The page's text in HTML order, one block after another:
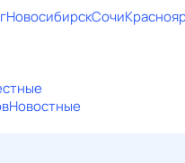
НовосибирскСочи
Новостные